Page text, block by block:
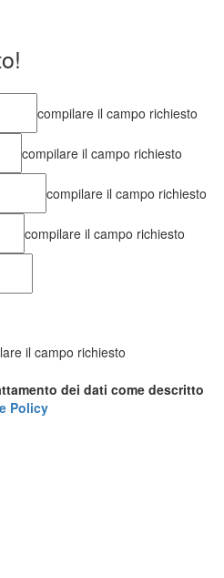
compilare il campo richiesto
compilare il campo richiesto
compilare il campo richiesto
compilare il campo richiesto
il campo richiesto
dei dati come descritto
Policy